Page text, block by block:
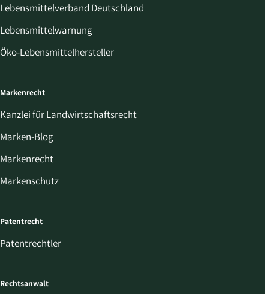
Lebensmittelverband Deutschland
Lebensmittelwarnung
Öko-Lebensmittelhersteller
Markenrecht
Kanzlei für Landwirtschaftsrecht
Marken-Blog
Markenrecht
Markenschutz
Patentrecht
Patentrechtler
Rechtsanwalt